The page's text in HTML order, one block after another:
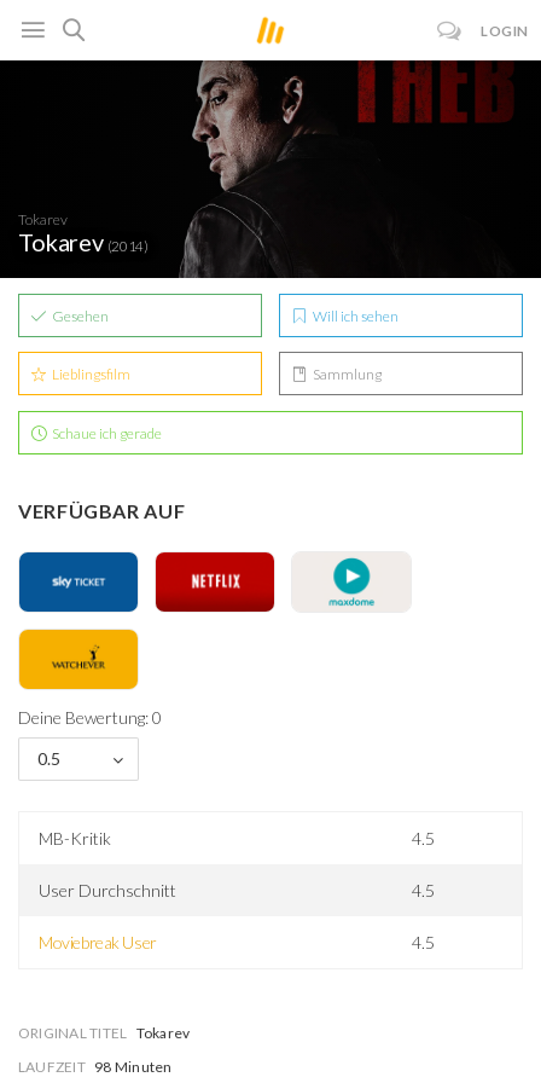
LOGIN
Tokarev
Tokarev (2014)
Gesehen Will ich sehen
Lieblingsfilm Sammlung
Schaue ich gerade
VERFÜGBAR AUF
Deine Bewertung: 0
0.5
MB-Kritik 4.5
User Durchschnitt 4.5
Moviebreak User 4.5
ORIGINAL TITEL Tokarev
LAUFZEIT 98 Minuten